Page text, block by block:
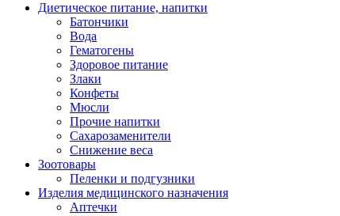
Диетическое питание, напитки
Батончики
Вода
Гематогены
Здоровое питание
Злаки
Конфеты
Мюсли
Прочие напитки
Сахарозаменители
Снижение веса
Зоотовары
Пеленки и подгузники
Изделия медицинского назначения
Аптечки